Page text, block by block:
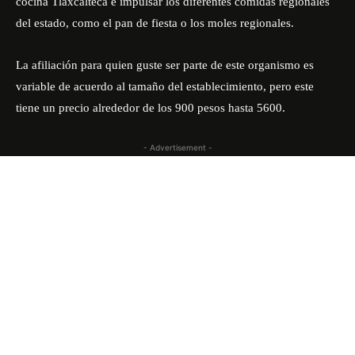
del estado, como el pan de fiesta o los moles regionales.
La afiliación para quien guste ser parte de este organismo es
variable de acuerdo al tamaño del establecimiento, pero este
tiene un precio alrededor de los 900 pesos hasta 5600.
- Advertisement -